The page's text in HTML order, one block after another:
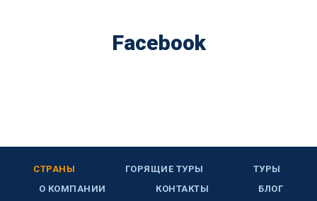
Facebook
СТРАНЫ ГОРЯЩИЕ ТУРЫ
ТУРЫ
О КОМПАНИИ
КОНТАКТЫ БЛОГ